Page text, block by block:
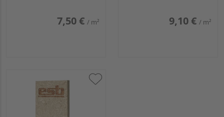
7,50 € / m² 9,10 € / m²